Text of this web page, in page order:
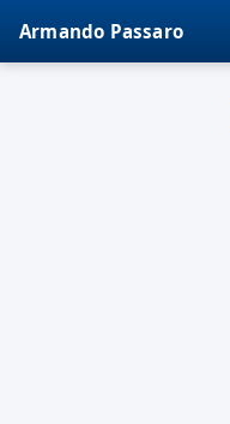
Armando Passaro